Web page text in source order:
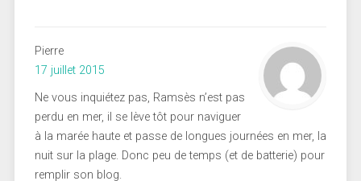
Pierre
17 juillet 2015
Ne vous inquiétez pas, Ramsès n’est pas
perdu en mer, il se lève tôt pour naviguer
à la marée haute et passe de longues journées en mer, la
nuit sur la plage. Donc peu de temps (et de batterie) pour
remplir son blog.